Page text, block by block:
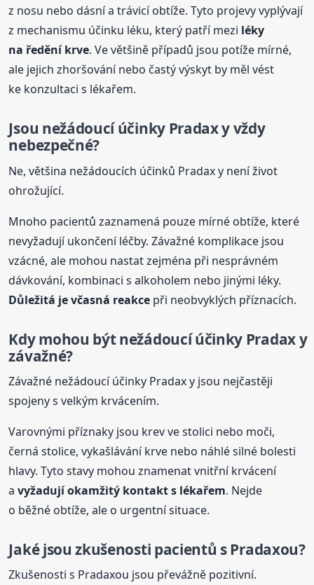
z nosu nebo dásní a trávicí obtíže. Tyto projevy vyplývají
z mechanismu účinku léku, který patří mezi léky
na ředění krve. Ve většině případů jsou potíže mírné,
ale jejich zhoršování nebo častý výskyt by měl vést
ke konzultaci s lékařem.
Jsou nežádoucí účinky Pradax y vždy
nebezpečné?
Ne, většina nežádoucích účinků Pradax y není život
ohrožující.
Mnoho pacientů zaznamená pouze mírné obtíže, které
nevyžadují ukončení léčby. Závažné komplikace jsou
vzácné, ale mohou nastat zejména při nesprávném
dávkování, kombinaci s alkoholem nebo jinými léky.
Důležitá je včasná reakce při neobvyklých příznacích.
Kdy mohou být nežádoucí účinky Pradax y
závažné?
Závažné nežádoucí účinky Pradax y jsou nejčastěji
spojeny s velkým krvácením.
Varovnými příznaky jsou krev ve stolici nebo moči,
černá stolice, vykašlávání krve nebo náhlé silné bolesti
hlavy. Tyto stavy mohou znamenat vnitřní krvácení
avyžadují okamžitý kontakt s lékařem. Nejde
o běžné obtíže, ale o urgentní situace.
Jaké jsou zkušenosti pacientů s Pradaxou?
Zkušenosti s Pradaxou jsou převážně pozitivní.